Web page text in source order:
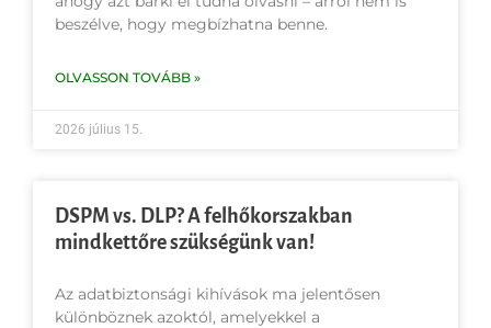
beszélve, hogy megbízhatna benne.
OLVASSON TOVÁBB »
2026 július 15.
DSPM vs. DLP? A felhőkorszakban
mindkettőre szükségünk van!
Az adatbiztonsági kihívások ma jelentősen
különböznek azoktól, amelyekkel a